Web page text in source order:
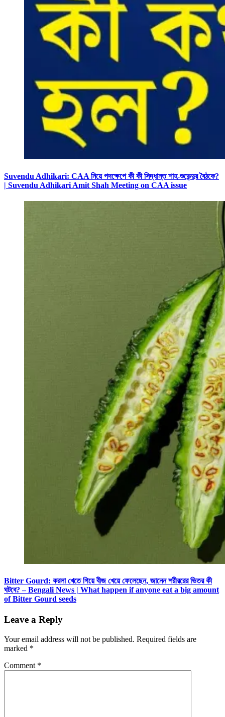
Suvendu Adhikari: CAA নিয়ে পদক্ষেপে কী কী সিদ্ধান্ত শাহ-শুভেন্দুর বৈঠকে?
| Suvendu Adhikari Amit Shah Meeting on CAA issue
Bitter Gourd: করলা খেতে গিয়ে বীজ খেয়ে ফেলেছেন, জানেন শরীররের ভিতর কী
ঘটবে? – Bengali News | What happen if anyone eat a big amount
of Bitter Gourd seeds
Leave a Reply
Your email address will not be published. Required fields are
marked *
Comment *